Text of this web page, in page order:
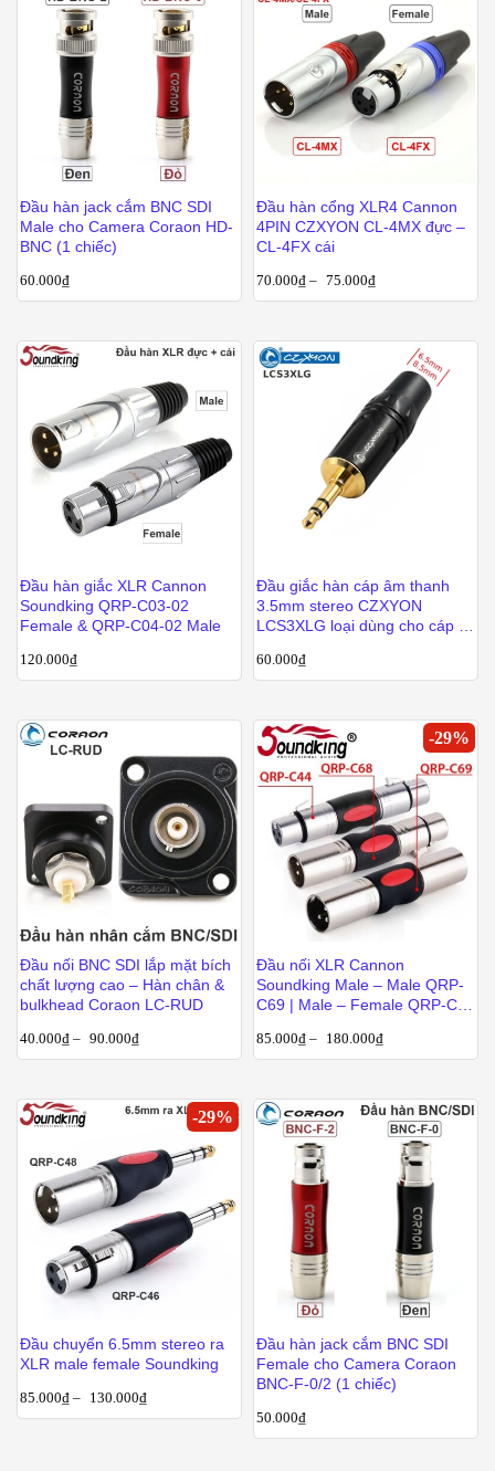
Đầu hàn jack cắm BNC SDI
Male cho Camera Coraon HD-
BNC (1 chiếc)
60.000₫
Đầu hàn cổng XLR4 Cannon
4PIN CZXYON CL-4MX đực –
CL-4FX cái
70.000₫ – 75.000₫
Đầu hàn giắc XLR Cannon
Soundking QRP-C03-02
Female & QRP-C04-02 Male
120.000₫
Đầu giắc hàn cáp âm thanh
3.5mm stereo CZXYON
LCS3XLG loại dùng cho cáp to
60.000₫
Đầu nối BNC SDI lắp mặt bích
chất lượng cao – Hàn chân &
bulkhead Coraon LC-RUD
40.000₫ – 90.000₫
-29%
Đầu nối XLR Cannon
Soundking Male – Male QRP-
C69 | Male – Female QRP-C68
85.000₫ – 180.000₫
-29%
Đầu chuyển 6.5mm stereo ra
XLR male female Soundking
85.000₫ – 130.000₫
Đầu hàn jack cắm BNC SDI
Female cho Camera Coraon
BNC-F-0/2 (1 chiếc)
50.000₫